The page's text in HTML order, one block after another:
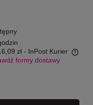
zł - InPost Kurier
płatności
formy dostawy